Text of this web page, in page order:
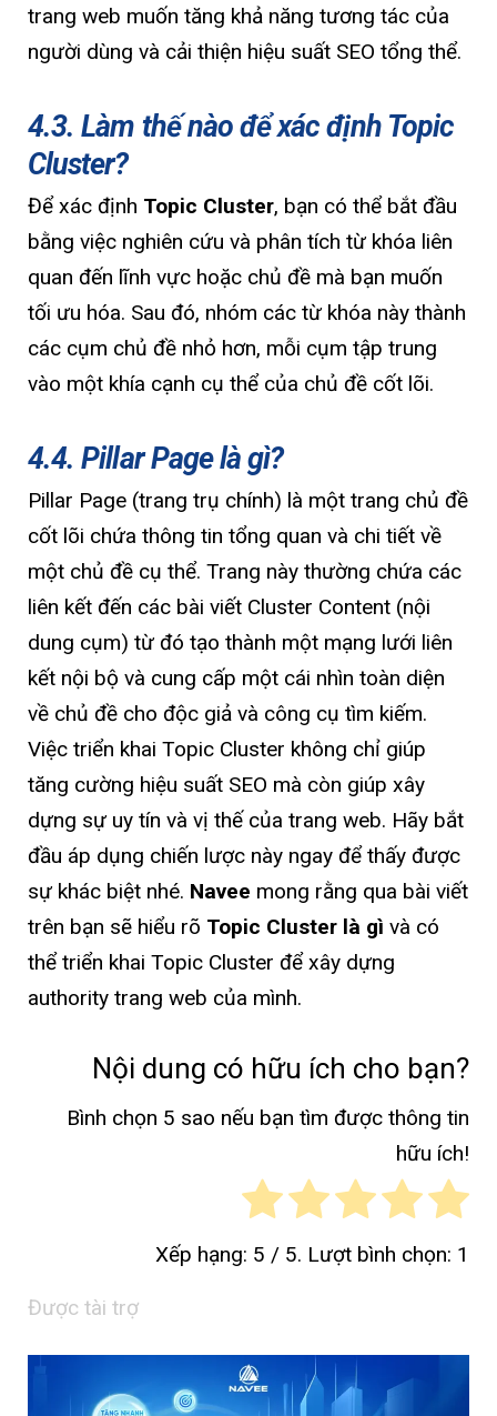
trang web muốn tăng khả năng tương tác của
người dùng và cải thiện hiệu suất SEO tổng thể.
4.3. Làm thế nào để xác định Topic
Cluster?
Để xác định Topic Cluster, bạn có thể bắt đầu
bằng việc nghiên cứu và phân tích từ khóa liên
quan đến lĩnh vực hoặc chủ đề mà bạn muốn
tối ưu hóa. Sau đó, nhóm các từ khóa này thành
các cụm chủ đề nhỏ hơn, mỗi cụm tập trung
vào một khía cạnh cụ thể của chủ đề cốt lõi.
4.4. Pillar Page là gì?
Pillar Page (trang trụ chính) là một trang chủ đề
cốt lõi chứa thông tin tổng quan và chi tiết về
một chủ đề cụ thể. Trang này thường chứa các
liên kết đến các bài viết Cluster Content (nội
dung cụm) từ đó tạo thành một mạng lưới liên
kết nội bộ và cung cấp một cái nhìn toàn diện
về chủ đề cho độc giả và công cụ tìm kiếm.
Việc triển khai Topic Cluster không chỉ giúp
tăng cường hiệu suất SEO mà còn giúp xây
dựng sự uy tín và vị thế của trang web. Hãy bắt
đầu áp dụng chiến lược này ngay để thấy được
sự khác biệt nhé. Navee mong rằng qua bài viết
trên bạn sẽ hiểu rõ Topic Cluster là gì và có
thể triển khai Topic Cluster để xây dựng
authority trang web của mình.
Nội dung có hữu ích cho bạn?
Bình chọn 5 sao nếu bạn tìm được thông tin
hữu ích!
Xếp hạng: 5 / 5. Lượt bình chọn: 1
Được tài trợ